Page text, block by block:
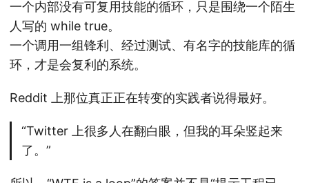
一个内部没有可复用技能的循环，只是围绕一个陌生
人写的 while true。
一个调用一组锋利、经过测试、有名字的技能库的循
环，才是会复利的系统。
Reddit 上那位真正正在转变的实践者说得最好。
“Twitter 上很多人在翻白眼，但我的耳朵竖起来
了。”